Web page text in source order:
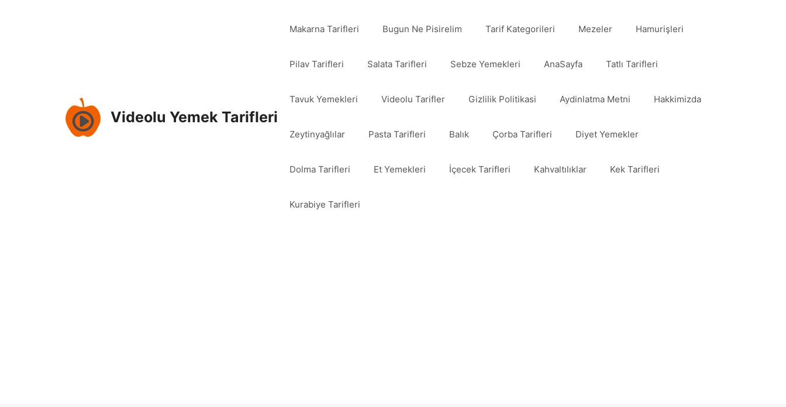
Videolu Yemek Tarifleri
Makarna Tarifleri Bugun Ne Pisirelim Tarif Kategorileri Mezeler Hamurişleri
Pilav Tarifleri Salata Tarifleri Sebze Yemekleri AnaSayfa Tatlı Tarifleri
Tavuk Yemekleri Videolu Tarifler Gizlilik Politikasi Aydinlatma Metni Hakkimizda
Zeytinyağlılar Pasta Tarifleri Balık Çorba Tarifleri Diyet Yemekler
Dolma Tarifleri Et Yemekleri İçecek Tarifleri Kahvaltılıklar Kek Tarifleri
Kurabiye Tarifleri